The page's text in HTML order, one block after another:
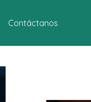
Contáctanos